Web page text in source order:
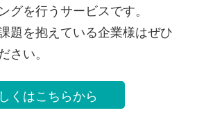
グを行うサービスです。
題を抱えている企業様はぜひ
さい。
くはこちらから